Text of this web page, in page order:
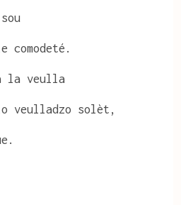
la veulla
veulladzo solèt,